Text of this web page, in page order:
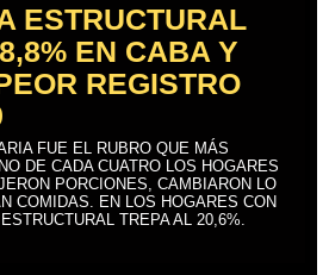
ESTRUCTURAL
EN CABA Y
REGISTRO
FUE EL RUBRO QUE MÁS
DE CADA CUATRO LOS HOGARES
PORCIONES, CAMBIARON LO
COMIDAS. EN LOS HOGARES CON
TREPA AL 20,6%.